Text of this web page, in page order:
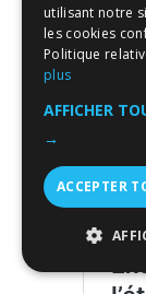
utilisant notre
les cookies
Politique
plus
AFFICHER
→
ACCEPTER